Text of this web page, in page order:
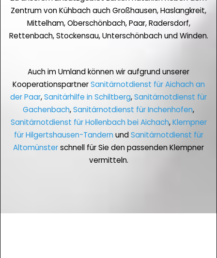
Zentrum von Kühbach auch Großhausen, Haslangkreit,
Mittelham, Oberschönbach, Paar, Radersdorf,
Rettenbach, Stockensau, Unterschönbach und Winden.
Auch im Umland können wir aufgrund unserer
KooperationspartnerSanitärnotdienst für Aichach an
der Paar,Sanitärhilfe in Schiltberg,Sanitärnotdienst für
Gachenbach,Sanitärnotdienst für Inchenhofen,
Sanitärnotdienst für Hollenbach bei Aichach,Klempner
für Hilgertshausen-Tandern undSanitärnotdienst für
Altomünsterschnell für Sie den passenden Klempner
vermitteln.